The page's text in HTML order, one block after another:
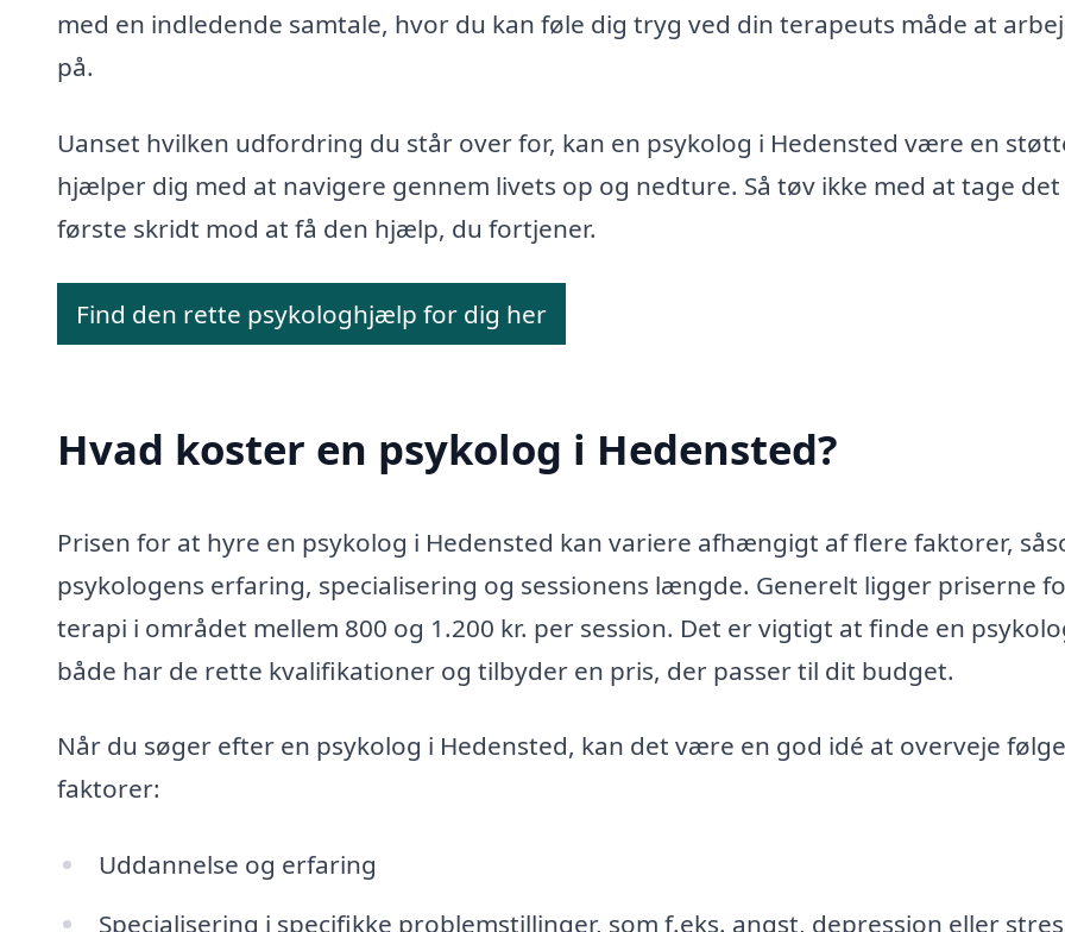
med en indledende samtale, hvor du kan føle dig tryg ved din terapeuts måde at
på.
Uanset hvilken udfordring du står over for, kan en psykolog i Hedensted være en
hjælper dig med at navigere gennem livets op og nedture. Så tøv ikke med at tage det
første skridt mod at få den hjælp, du fortjener.
Find den rette psykologhjælp for dig her
Hvad koster en psykolog i Hedensted?
Prisen for at hyre en psykolog i Hedensted kan variere afhængigt af flere faktorer,
psykologens erfaring, specialisering og sessionens længde. Generelt ligger priserne
terapi i området mellem 800 og 1.200 kr. per session. Det er vigtigt at finde en
både har de rette kvalifikationer og tilbyder en pris, der passer til dit budget.
Når du søger efter en psykolog i Hedensted, kan det være en god idé at overveje
faktorer:
Uddannelse og erfaring
Specialisering i specifikke problemstillinger, som f.eks. angst, depression eller